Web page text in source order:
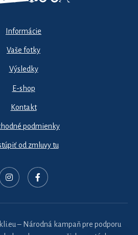
Informácie
Vaše fotky
Výsledky
E-shop
Kontakt
podmienky
od zmluvy tu
– Národná kampaň pre podporu